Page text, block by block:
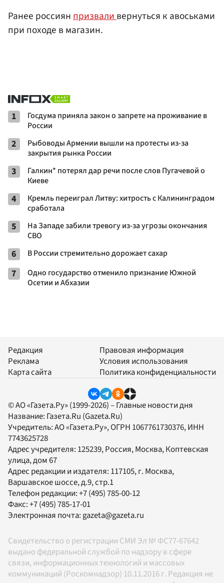
Ранее россиянпризваливернуться к авоськами
при походе в магазин.
1
Госдума приняла закон о запрете на проживание в
России
2
Рыбоводы Армении вышли на протесты из-за
закрытия рынка России
3
Галкин* потерял дар речи после слов Пугачевой о
Киеве
4
Кремль переиграл Литву: хитрость с Калининградом
сработала
5
На Западе забили тревогу из-за угрозы окончания
СВО
6 В России стремительно дорожает сахар
7
Одно государство отменило признание Южной
Осетии и Абхазии
Редакция
Реклама
Карта сайта
Правовая информация
Условия использования
Политика конфиденциальности
© АО «Газета.Ру» (1999-2026) – Главные новости дня
Название: Газета.Ru (Gazeta.Ru)
Учредитель:АО «Газета.Ру», ОГРН 1067761730376, ИНН
7743625728
Адрес учредителя: 125239, Россия, Москва, Коптевская
улица, дом 67
Адрес редакции и издателя: 117105, г. Москва,
Варшавское шоссе, д.9, стр.1
Телефон редакции:+7 (495) 785-00-12
Факс:+7 (495) 785-17-01
Электронная почта:gazeta@gazeta.ru
Свидетельство о регистрации СМИ Эл № ФС77-67642
выдано федеральной службой по надзору в сфере
связи, информационных технологий и массовых
коммуникаций (Роскомнадзор) 10.11.2016 г. Редакция не